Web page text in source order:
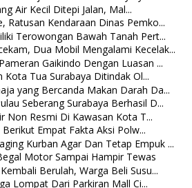
Air Kecil Ditepi Jalan, Mal...
Ratusan Kendaraan Dinas Pemko...
Terowongan Bawah Tanah Pert...
Dua Mobil Mengalami Kecelak...
Gaikindo Dengan Luasan ...
Kota Tua Surabaya Ditindak Ol...
yang Bercanda Makan Darah Da...
Seberang Surabaya Berhasil D...
Non Resmi Di Kawasan Kota T...
Empat Fakta Aksi Polw...
Kurban Agar Dan Tetap Empuk ...
Motor Sampai Hampir Tewas
Berulah, Warga Beli Susu...
Lompat Dari Parkiran Mall Ci...